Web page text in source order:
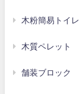
木粉簡易トイレ
木質ペレット
舗装ブロック